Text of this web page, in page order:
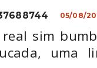
05/08/
sim
uma